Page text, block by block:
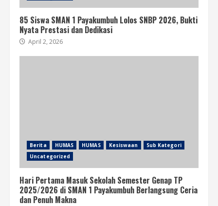
85 Siswa SMAN 1 Payakumbuh Lolos SNBP 2026, Bukti
Nyata Prestasi dan Dedikasi
April 2, 2026
Berita HUMAS HUMAS Kesiswaan
Sub Kategori
Uncategorized
Hari Pertama Masuk Sekolah Semester Genap TP
2025/2026 di SMAN 1 Payakumbuh Berlangsung Ceria
dan Penuh Makna